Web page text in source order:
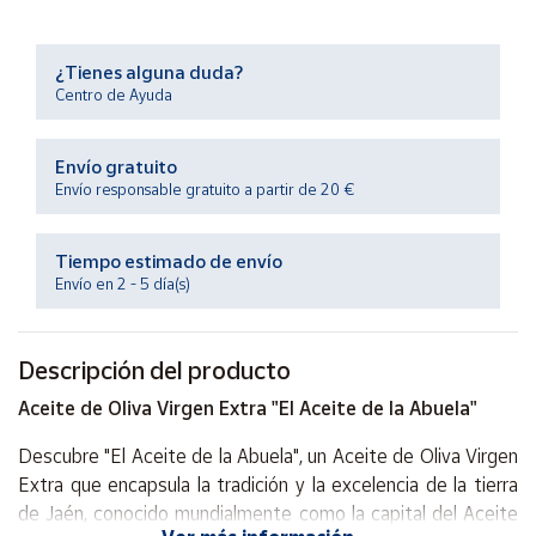
Ayuda
Centro
de ayuda
Contacto
Vendedores
Mapa de
vendedor
Área
vendedor
¿Tienes alguna duda?
Centro de Ayuda
Envío gratuito
Envío responsable gratuito a partir de 20 €
Tiempo estimado de envío
Envío en 2 - 5 día(s)
Descripción del producto
Aceite de Oliva Virgen Extra "El Aceite de la Abuela"
Descubre "El Aceite de la Abuela", un Aceite de Oliva Virgen
Extra que encapsula la tradición y la excelencia de la tierra
de Jaén, conocido mundialmente como la capital del Aceite